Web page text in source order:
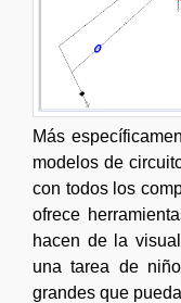
Más
modelos de
con todos los
ofrece
hacen de la
una tarea de
grandes que